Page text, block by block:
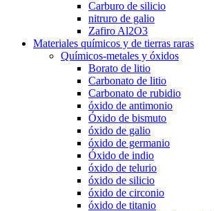
Carburo de silicio
nitruro de galio
Zafiro Al2O3
Materiales químicos y de tierras raras
Químicos-metales y óxidos
Borato de litio
Carbonato de litio
Carbonato de rubidio
óxido de antimonio
Óxido de bismuto
óxido de galio
óxido de germanio
Óxido de indio
óxido de telurio
óxido de silicio
óxido de circonio
óxido de titanio